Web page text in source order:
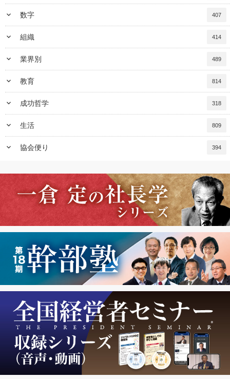
keyboard_arrow_down 数字 407
keyboard_arrow_down 組織 414
keyboard_arrow_down 業界別 489
keyboard_arrow_down 教育 814
keyboard_arrow_down 成功哲学 318
keyboard_arrow_down 生活 809
keyboard_arrow_down 協会便り 394